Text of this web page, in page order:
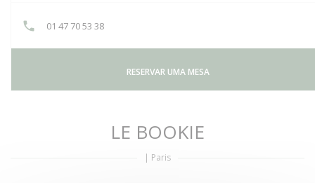
01 47 70 53 38
RESERVAR UMA MESA
LE BOOKIE
| Paris